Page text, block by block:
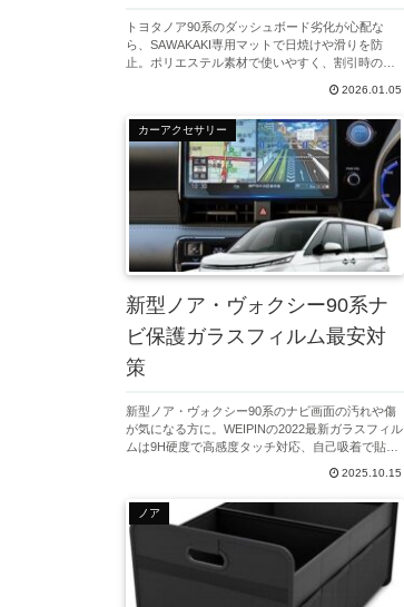
トヨタノア90系のダッシュボード劣化が心配な
ら、SAWAKAKI専用マットで日焼けや滑りを防
止。ポリエステル素材で使いやすく、割引時の購
2026.01.05
カーアクセサリー
新型ノア・ヴォクシー90系ナ
ビ保護ガラスフィルム最安対
策
新型ノア・ヴォクシー90系のナビ画面の汚れや傷
が気になる方に。WEIPINの2022最新ガラスフィル
ムは9H硬度で高感度タッチ対応、自己吸着で貼り
なカーナビを保護し快適操作を実現します。
2025.10.15
ノア